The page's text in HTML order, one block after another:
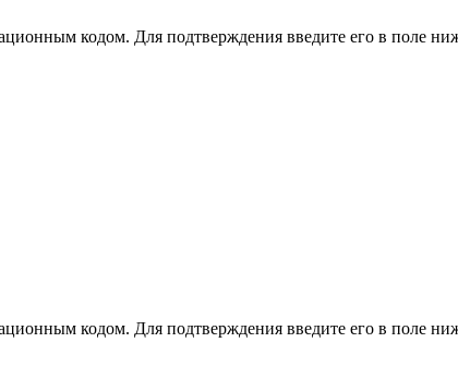
кодом. Для подтверждения введите его в поле
кодом. Для подтверждения введите его в поле